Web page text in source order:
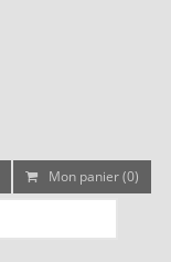
Mon panier (0)